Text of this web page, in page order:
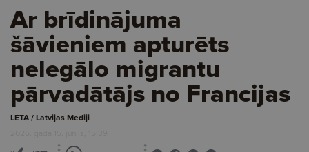
Ar brīdinājuma
šāvieniem apturēts
nelegālo migrantu
pārvadātājs no Francijas
LETA / Latvijas Mediji
2026. gada 15. jūnijs, 15:39